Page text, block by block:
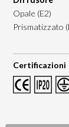
Opale (E2)
Prismatizzato
Certificazioni